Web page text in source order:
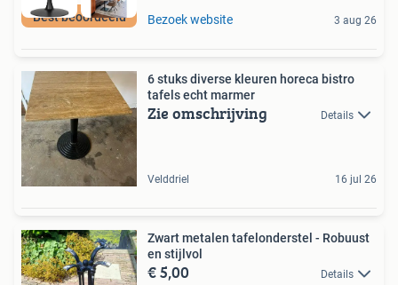
Best beoordeeld Bezoek website 3 aug 26
6 stuks diverse kleuren horeca bistro
tafels echt marmer
Zie omschrijving Details
Velddriel 16 jul 26
Zwart metalen tafelonderstel - Robuust
en stijlvol
€ 5,00 Details